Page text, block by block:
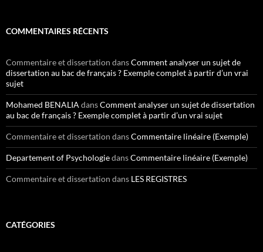
COMMENTAIRES RÉCENTS
Commentaire et dissertation dansComment analyser un sujet de
dissertation au bac de français ? Exemple complet à partir d’un vrai
sujet
Mohamed BENALIA dansComment analyser un sujet de dissertation
au bac de français ? Exemple complet à partir d’un vrai sujet
Commentaire et dissertation dansCommentaire linéaire (Exemple)
Departement of PsychologiedansCommentaire linéaire (Exemple)
Commentaire et dissertation dans LES REGISTRES
CATÉGORIES